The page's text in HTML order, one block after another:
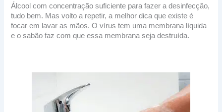
Álcool com concentração suficiente para fazer a desinfecção,
tudo bem. Mas volto a repetir, a melhor dica que existe é
focar em lavar as mãos. O vírus tem uma membrana líquida
e o sabão faz com que essa membrana seja destruída.